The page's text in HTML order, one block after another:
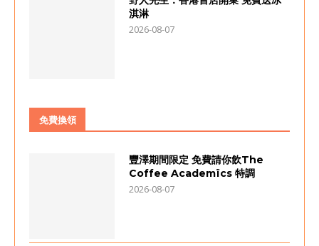
淇淋
2026-08-07
免費換領
豐澤期間限定 免費請你飲The
Coffee Academïcs 特調
2026-08-07